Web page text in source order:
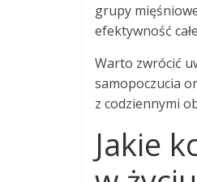
grupy
efektywność
Warto zwrócić
samopoczucia
z codziennymi
Jakie